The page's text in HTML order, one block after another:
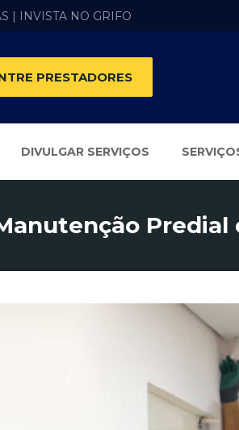
| INVISTA NO GRIFO
PRESTADORES
DIVULGAR SERVIÇOS
Predial